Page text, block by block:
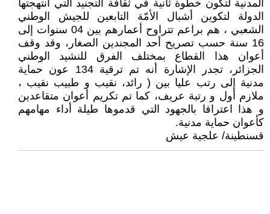
المدنية لتكون خطوة ثانية في ثقافة التجنيد التي انتهجتها
الدولة لتكوين أشبال الأمّة التابعين للجيش الوطني
الشعبي ، هم براعم تتراوح أعمارهم بين 04 سنوات إلى
16 سنة حسب تصريح أحد المجندين الصغار، وقد وقف
أعوان هذا القطاع بمختلف الفرق للنشيد الوطني
الجزائر، تجدر الإشارة أنه تم ترقية 134 عون حماية
مدنية إلى رتب عليا بين ( رائد، نقيب و طبيب نقيب ،
ملازم أول و رتبة عريف، كما تم تكريم أعوان متقاعدين
و هذا اعترافا بالجهود التي قدموها طيلة أداء مهامهم
كأعوان حماية مدنية.
قسنطينة/ علجية عيش